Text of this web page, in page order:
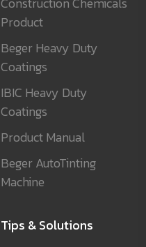
Product
Beger Heavy Duty
Coatings
IBIC Heavy Duty
Coatings
Product Manual
Beger AutoTinting
Machine
Tips & Solutions